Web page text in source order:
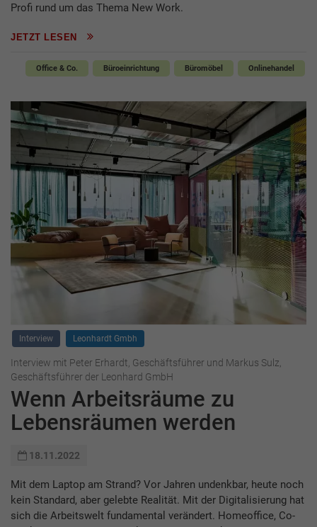
Profi rund um das Thema New Work.
JETZT LESEN
Office & Co. Büroeinrichtung Büromöbel Onlinehandel
Interview Leonhardt Gmbh
Interview mit Peter Erhardt, Geschäftsführer und Markus Sulz,
Geschäftsführer der Leonhard GmbH
Wenn Arbeitsräume zu
Lebensräumen werden
18.11.2022
Mit dem Laptop am Strand? Vor Jahren undenkbar, heute noch
kein Standard, aber gelebte Realität. Mit der Digitalisierung hat
sich die Arbeitswelt fundamental verändert. Homeoffice, Co-